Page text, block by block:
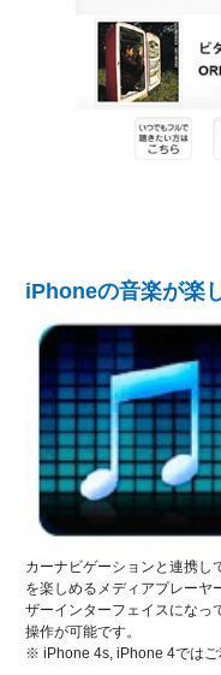
iPhoneの音楽が楽
カーナビゲーションと連携し
を楽しめるメディアプレーヤ
ザーインターフェイスになっ
操作が可能です。
※ iPhone 4s, iPhone 4ではご